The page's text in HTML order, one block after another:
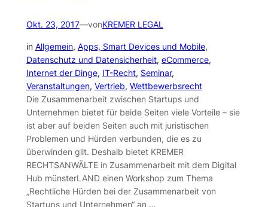
Okt. 23, 2017—vonKREMER LEGAL
in Allgemein, Apps, Smart Devices und Mobile
Datenschutz und Datensicherheit, eCommerce
Internet der Dinge, IT-Recht, Seminar
Veranstaltungen, Vertrieb, Wettbewerbsrecht
Die Zusammenarbeit zwischen Startups und
Unternehmen bietet für beide Seiten viele Vorteile – sie
ist aber auf beiden Seiten auch mit juristischen
Problemen und Hürden verbunden, die es zu
überwinden gilt. Deshalb bietet KREMER
RECHTSANWÄLTE in Zusammenarbeit mit dem Digital
Hub münsterLAND einen Workshop zum Thema
„Rechtliche Hürden bei der Zusammenarbeit von
Startups und Unternehmen“ an,…